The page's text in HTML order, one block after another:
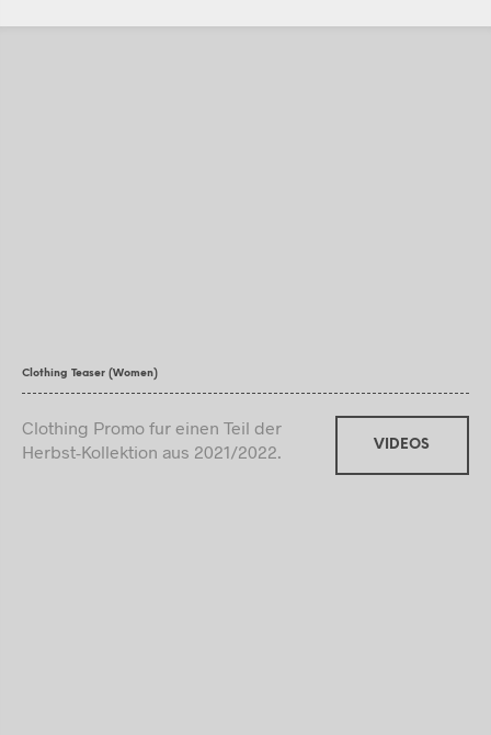
Clothing Teaser (Women)
Clothing Promo fur einen Teil der
Herbst-Kollektion aus 2021/2022.
VIDEOS